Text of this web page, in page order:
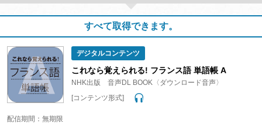
すべて取得できます。
デジタルコンテンツ
これなら覚えられる! フランス語 単語帳 A
NHK出版 音声DL BOOK〈ダウンロード音声〉
[コンテンツ形式]
配信期間：無期限